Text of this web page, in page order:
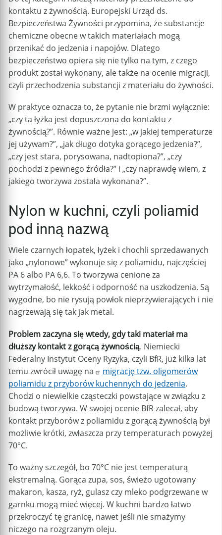
kontaktu z żywnością. Europejski Urząd ds.
Bezpieczeństwa Żywności przypomina, że substancje
chemiczne obecne w takich materiałach mogą
przenikać do jedzenia i napojów. Dlatego
bezpieczeństwo opiera się nie tylko na tym, z czego
produkt został wykonany, ale także na ocenie migracji,
czyli przechodzenia substancji z materiału do żywności.
W praktyce oznacza to, że pytanie nie brzmi wyłącznie:
„czy ta łyżka jest dopuszczona do kontaktu z
żywnością?”. Równie ważne jest: „w jakiej temperaturze
jej używam?”, „jak długo dotyka gorącego jedzenia?”,
„czy jest stara, porysowana, nadtopiona?”, „czy
pochodzi z pewnego źródła?” i „czy naprawdę wiem, z
jakiego tworzywa została wykonana?”.
Nylon w kuchni, czyli poliamid
pod inną nazwą
Wiele czarnych łopatek, łyżek i chochli sprzedawanych
jako „nylonowe” wykonuje się z poliamidu, najczęściej
PA 6 albo PA 6,6. To tworzywa cenione za
wytrzymałość, lekkość i odporność na uszkodzenia. Są
wygodne, bo nie rysują powłok nieprzywierających i nie
nagrzewają się tak jak metal.
Problem zaczyna się wtedy, gdy taki materiał ma
dłuższy kontakt z gorącą żywnością. Niemiecki
Federalny Instytut Oceny Ryzyka, czyli BfR, już kilka lat
temu zwrócił uwagę na
migrację tzw. oligomerów
poliamidu z przyborów kuchennych do jedzenia.
Chodzi o niewielkie cząsteczki powstające w związku z
budową tworzywa. W swojej ocenie BfR zalecał, aby
kontakt przyborów z poliamidu z gorącą żywnością był
możliwie krótki, zwłaszcza przy temperaturach powyżej
70°C.
To ważny szczegół, bo 70°C nie jest temperaturą
ekstremalną. Gorąca zupa, sos, świeżo ugotowany
makaron, kasza, ryż, gulasz czy mleko podgrzewane w
garnku mogą mieć więcej. W kuchni bardzo łatwo
przekroczyć tę granicę, nawet jeśli nie smażymy
niczego na rozgrzanym oleju.